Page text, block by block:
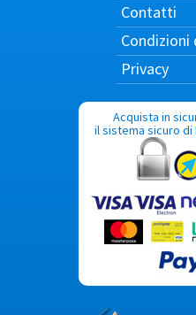
Contatti
Condizioni
Privacy
Acquista in
il sistema sicuro di